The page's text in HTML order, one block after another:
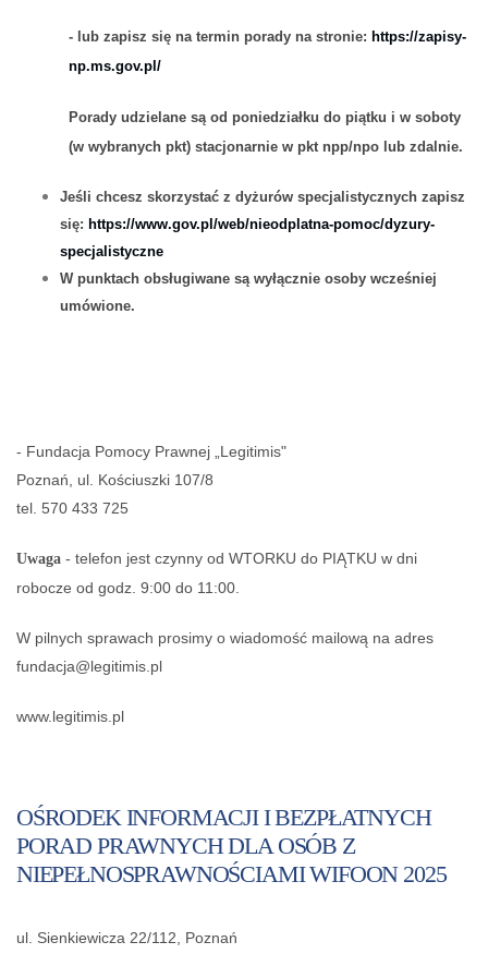
- lub zapisz się na termin porady na stronie: https://zapisy-
np.ms.gov.pl/
Porady udzielane są od poniedziałku do piątku i w soboty
(w wybranych pkt) stacjonarnie w pkt npp/npo lub zdalnie.
Jeśli chcesz skorzystać z dyżurów specjalistycznych zapisz
się: https://www.gov.pl/web/nieodplatna-pomoc/dyzury-
specjalistyczne
W punktach obsługiwane są wyłącznie osoby wcześniej
umówione.
- Fundacja Pomocy Prawnej „Legitimis"
Poznań, ul. Kościuszki 107/8
tel. 570 433 725
Uwaga - telefon jest czynny od WTORKU do PIĄTKU w dni
robocze od godz. 9:00 do 11:00.
W pilnych sprawach prosimy o wiadomość mailową na adres
fundacja@legitimis.pl
www.legitimis.pl
OŚRODEK INFORMACJI I BEZPŁATNYCH
PORAD PRAWNYCH DLA OSÓB Z
NIEPEŁNOSPRAWNOŚCIAMI WIFOON 2025
ul. Sienkiewicza 22/112, Poznań